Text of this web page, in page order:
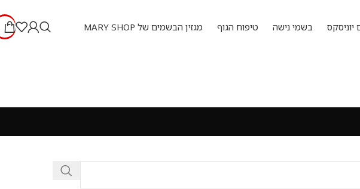
בשמי נישה טיפוח הגוף מגזין הבשמים של MARY SHOP